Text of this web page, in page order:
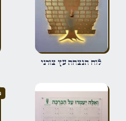
שם*
אימייל*
לוח הנצחה עץ צורני